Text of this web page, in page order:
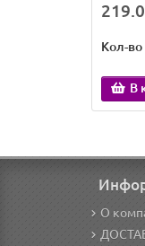
Кол-во
В
О